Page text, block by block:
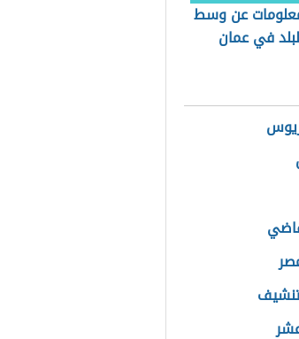
عن وسط
في عمان